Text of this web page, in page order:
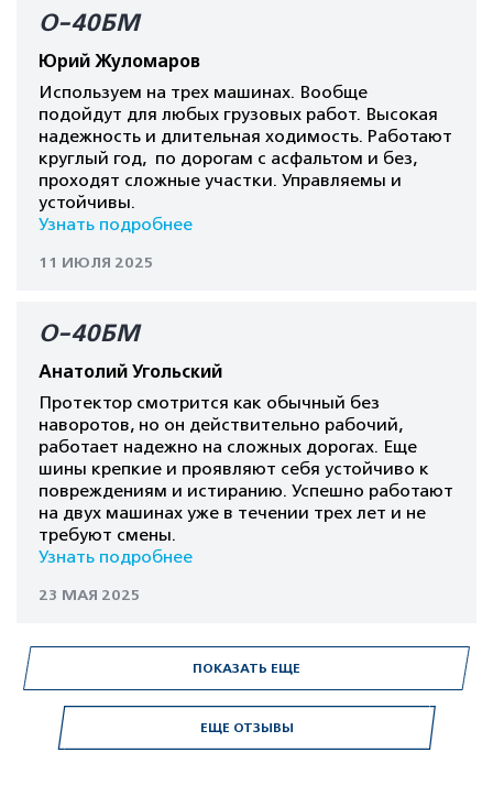
ЕЩЕ ОТЗЫВЫ
О-40БМ
Юрий Жуломаров
Используем на трех машинах. Вообще
подойдут для любых грузовых работ. Высокая
надежность и длительная ходимость. Работают
круглый год, по дорогам с асфальтом и без,
проходят сложные участки. Управляемы и
устойчивы.
Узнать подробнее
11 ИЮЛЯ 2025
О-40БМ
Анатолий Угольский
Протектор смотрится как обычный без
наворотов, но он действительно рабочий,
работает надежно на сложных дорогах. Еще
шины крепкие и проявляют себя устойчиво к
повреждениям и истиранию. Успешно работают
на двух машинах уже в течении трех лет и не
требуют смены.
Узнать подробнее
23 МАЯ 2025
ПОКАЗАТЬ ЕЩЕ